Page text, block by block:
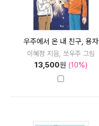
우주에서 온 내 친구, 용자
이혜정 지음, 쏘우주 그림
13,500원 (10%)